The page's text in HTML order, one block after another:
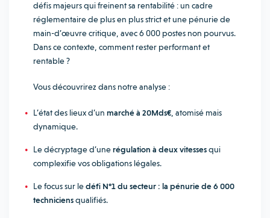
défis majeurs qui freinent sa rentabilité : un cadre
réglementaire de plus en plus strict et une pénurie de
main-d’œuvre critique, avec 6 000 postes non pourvus.
Dans ce contexte, comment rester performant et
rentable ?
Vous découvrirez dans notre analyse :
L’état des lieux d’un marché à 20Mds€ , atomisé mais
dynamique.
Le décryptage d’unerégulation à deux vitessesqui
complexifie vos obligations légales.
Le focus sur ledéfi N°1 du secteur : la pénurie de 6 000
techniciensqualifiés.